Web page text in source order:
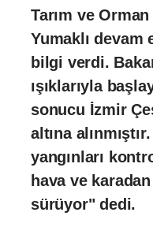
Tarım ve
Yumaklı devam
bilgi verdi.
ışıklarıyla
sonucu İzmir
altına
yangınları
hava ve
sürüyor" dedi.